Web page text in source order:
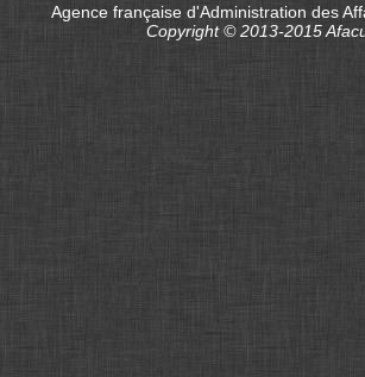
Agence française d'Administration des
Copyright © 2013-2015